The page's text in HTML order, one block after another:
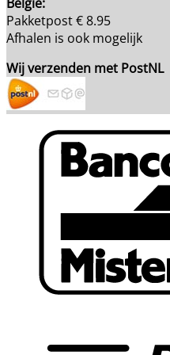
Pakketpost € 8.95
Afhalen is ook mogelijk
Wij verzenden met PostNL